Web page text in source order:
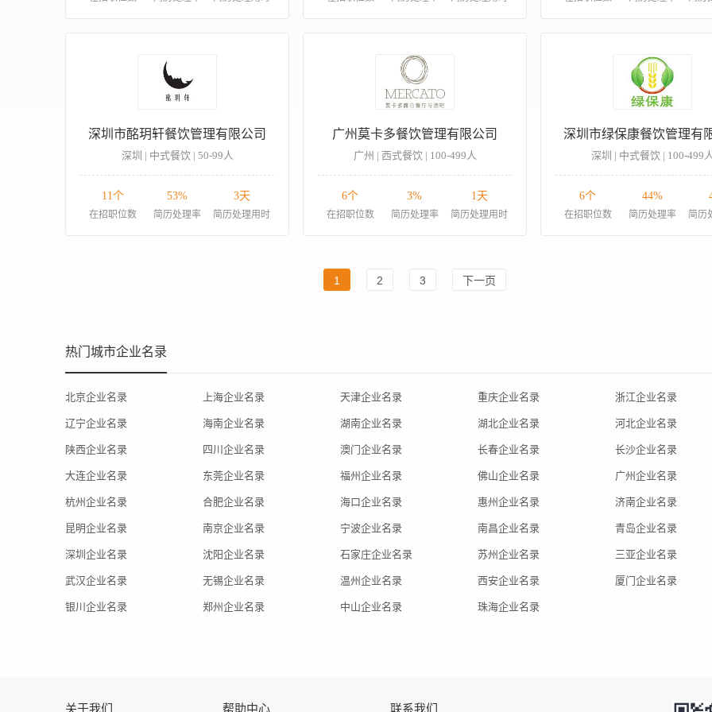
深圳市酩玥轩餐饮管理有限公司
深圳 | 中式餐饮 | 50-99人
11个
在招职位数
53%
简历处理率
3天
简历处理用时
广州莫卡多餐饮管理有限公司
广州 | 西式餐饮 | 100-499人
6个
在招职位数
3%
简历处理率
1天
简历处理用时
深圳市绿保康餐饮管理有
深圳 | 中式餐饮 | 100-499
6个
在招职位数
44%
简历处理率 简历
1 2 3 下一页
热门城市企业名录
北京企业名录 上海企业名录 天津企业名录 重庆企业名录 浙江企业名录
辽宁企业名录 海南企业名录 湖南企业名录 湖北企业名录 河北企业名录
陕西企业名录 四川企业名录 澳门企业名录 长春企业名录 长沙企业名录
大连企业名录 东莞企业名录 福州企业名录 佛山企业名录 广州企业名录
杭州企业名录 合肥企业名录 海口企业名录 惠州企业名录 济南企业名录
昆明企业名录 南京企业名录 宁波企业名录 南昌企业名录 青岛企业名录
深圳企业名录 沈阳企业名录 石家庄企业名录 苏州企业名录 三亚企业名录
武汉企业名录 无锡企业名录 温州企业名录 西安企业名录 厦门企业名录
银川企业名录 郑州企业名录 中山企业名录 珠海企业名录
关于我们 帮助中心 联系我们